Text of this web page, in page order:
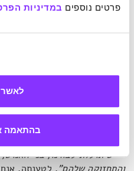
פרטים נוספים במדיניות
לאשר
בהתאמה
מדויק של טלומראז, ואם האיזון
סיכויי הופעת סוגים מסוימים
הו, הטלומראז משבית
"למרות
– יש תועלתעבורנו, בני